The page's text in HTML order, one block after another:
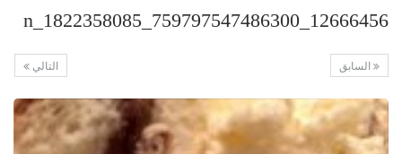
12666456_759797547486300_1822358085_n
التالي السابق